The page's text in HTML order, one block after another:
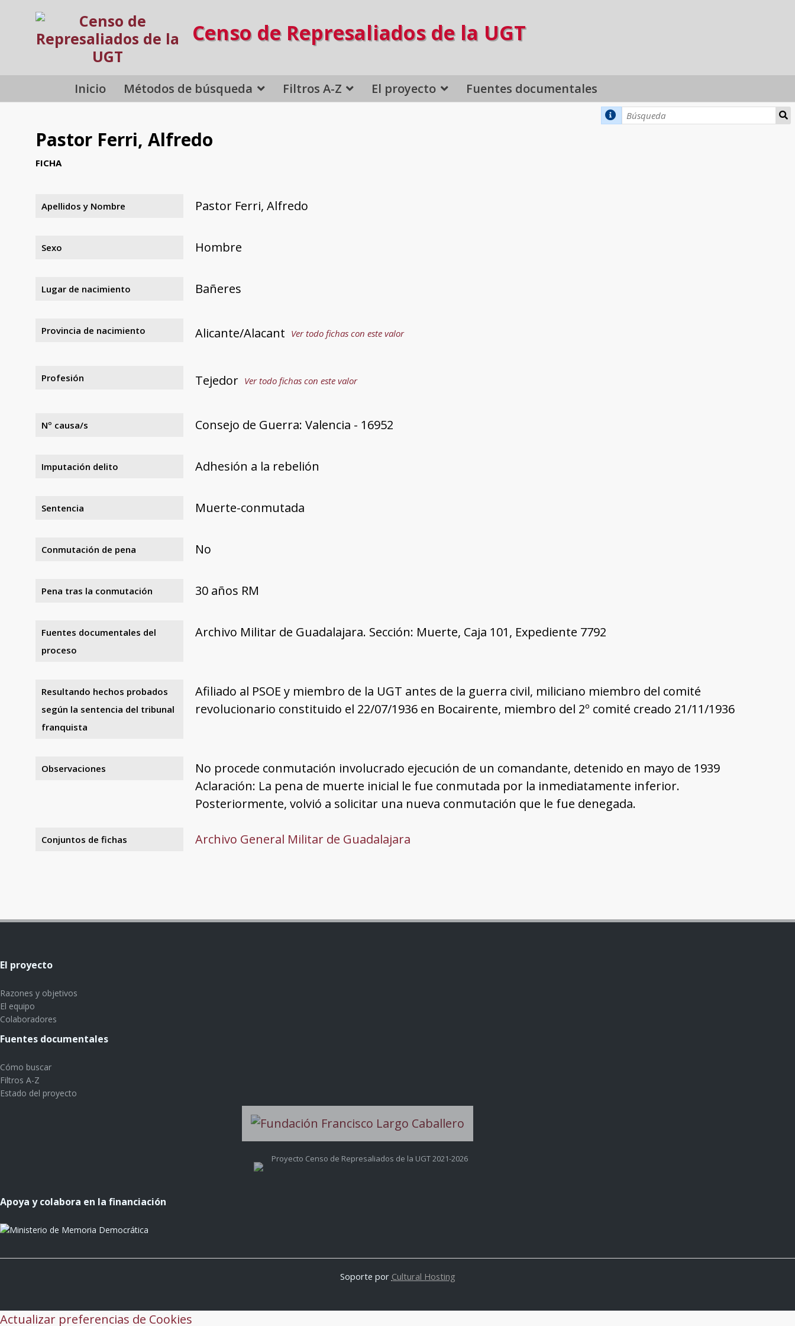
Censo de Represaliados de la UGT
Inicio Métodos de búsqueda Filtros A-Z El proyecto Fuentes documentales
Pastor Ferri, Alfredo
FICHA
Apellidos y Nombre Pastor Ferri, Alfredo
Sexo Hombre
Lugar de nacimiento Bañeres
Provincia de nacimiento Alicante/Alacant Ver todo fichas con este valor
Profesión Tejedor Ver todo fichas con este valor
Nº causa/s Consejo de Guerra: Valencia - 16952
Imputación delito Adhesión a la rebelión
Sentencia Muerte-conmutada
Conmutación de pena No
Pena tras la conmutación 30 años RM
Fuentes documentales del
proceso
Archivo Militar de Guadalajara. Sección: Muerte, Caja 101, Expediente 7792
Resultando hechos probados
según la sentencia del tribunal
franquista
Afiliado al PSOE y miembro de la UGT antes de la guerra civil, miliciano miembro del comité
revolucionario constituido el 22/07/1936 en Bocairente, miembro del 2º comité creado 21/11/1936
Observaciones
No procede conmutación involucrado ejecución de un comandante, detenido en mayo de 1939
Aclaración: La pena de muerte inicial le fue conmutada por la inmediatamente inferior.
Posteriormente, volvió a solicitar una nueva conmutación que le fue denegada.
Conjuntos de fichas Archivo General Militar de Guadalajara
El proyecto
Razones y objetivos
El equipo
Colaboradores
Fuentes documentales
Cómo buscar
Filtros A-Z
Estado del proyecto
Proyecto Censo de Represaliados de la UGT 2021-2026
Apoya y colabora en la financiación
Soporte por Cultural Hosting
Actualizar preferencias de Cookies